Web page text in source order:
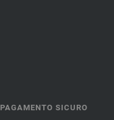
PAGAMENTO SICURO